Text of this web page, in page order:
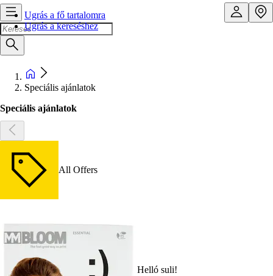
Ugrás a fő tartalomra
Ugrás a kereséshez
Speciális ajánlatok
Speciális ajánlatok
All Offers
Helló suli!